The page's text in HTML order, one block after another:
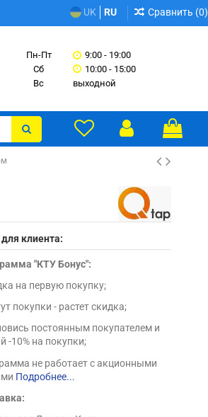
UK RU Сравнить (0)
Пн-Пт
Сб
Вс
9:00 - 19:00
10:00 - 15:00
выходной
клиента:
"КТУ Бонус":
на первую покупку;
покупки - растет скидка;
постоянным покупателем и
-10% на покупки;
не работает с акционными
Подробнее...